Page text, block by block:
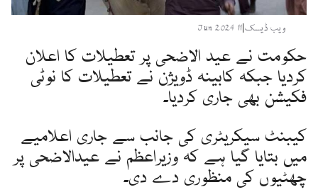
ویب ڈیسک 11 Jun 2024
حکومت نے عید الاضحی پر تعطیلات کا اعلان
کردیا جبکہ کابینہ ڈویژن نے تعطیلات کا نوٹی
فکیشن بھی جاری کردیا۔
کیبنٹ سیکریٹری کی جانب سے جاری اعلامیے
میں بتایا گیا ہے کہ وزیراعظم نے عیدالاضحی پر
چھٹیوں کی منظوری دے دی۔